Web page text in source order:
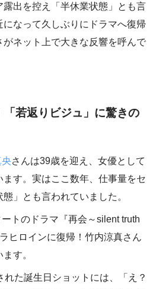
出を控え「半休業状態」とも言
なって久しぶりにドラマへ復帰
がネット上で大きな反響を呼んで
若返りビジュ」に驚きの
さんは39歳を迎え、女優として
す。実はここ数年、仕事量をセ
」とも言われていました。
トのドラマ『再会～silent truth
ヒロインに復帰！竹内涼真さん
す。
れた誕生日ショットには、「え？